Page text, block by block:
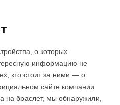
о которых
информацию не
кто стоит за ними — о
сайте компании
на браслет, мы обнаружили,